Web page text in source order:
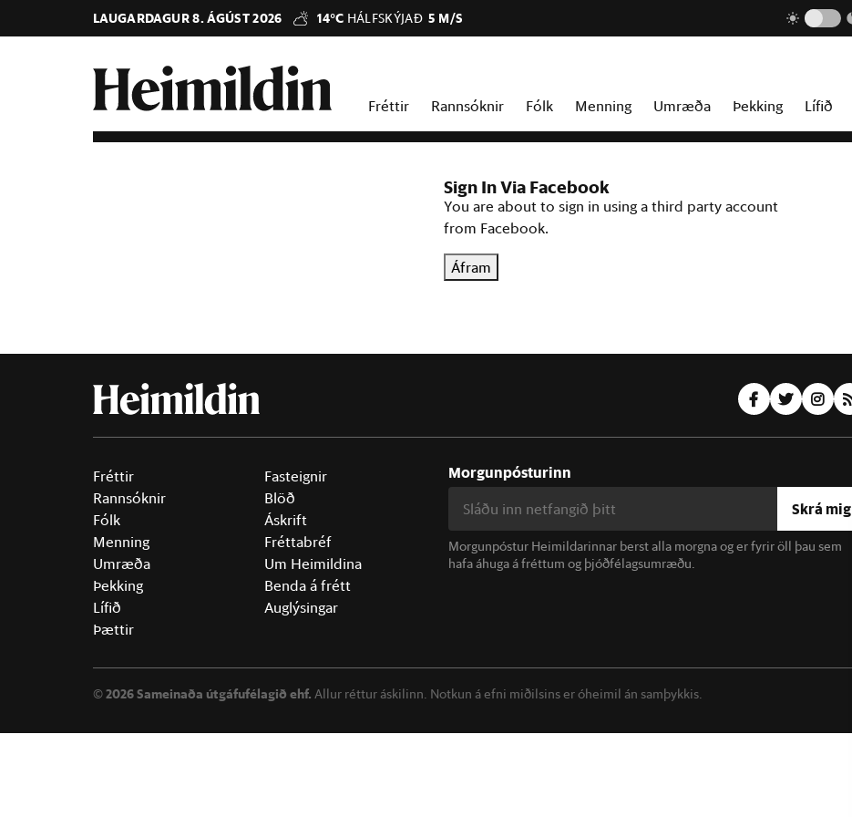
LAUGARDAGUR 8. ÁGÚST 2026 14°C HÁLFSKÝJAÐ 5 M/S
Fréttir Rannsóknir Fólk Menning Umræða Þekking Lífið
Sign In Via Facebook
You are about to sign in using a third party account
from Facebook.
Áfram
Fréttir
Rannsóknir
Fólk
Menning
Umræða
Þekking
Lífið
Þættir
Fasteignir
Blöð
Áskrift
Fréttabréf
Um Heimildina
Benda á frétt
Auglýsingar
Morgunpósturinn
Skrá mig
Morgunpóstur Heimildarinnar berst alla morgna og er fyrir öll þau sem
hafa áhuga á fréttum og þjóðfélagsumræðu.
©2026 Sameinaða útgáfufélagið ehf. Allur réttur áskilinn. Notkun á efni miðilsins er óheimil án samþykkis.